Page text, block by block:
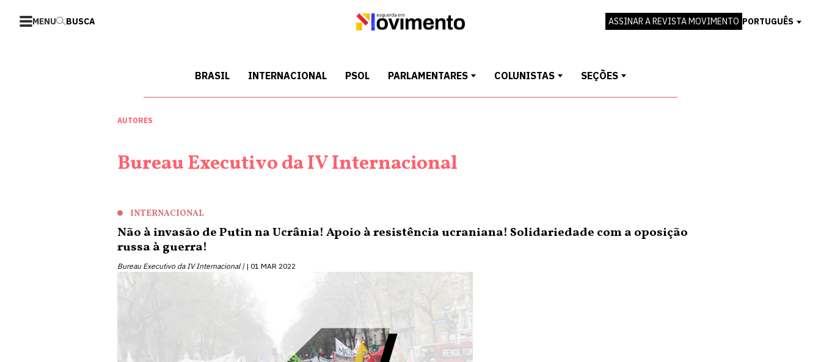
MENU BUSCA ASSINAR A REVISTA MOVIMENTO PORTUGUÊS
BRASIL INTERNACIONAL PSOL PARLAMENTARES COLUNISTAS SEÇÕES
AUTORES
Bureau Executivo da IV Internacional
INTERNACIONAL
Não à invasão de Putin na Ucrânia! Apoio à resistência ucraniana! Solidariedade com a oposição
russa à guerra!
Bureau Executivo da IV Internacional | 01 MAR 2022